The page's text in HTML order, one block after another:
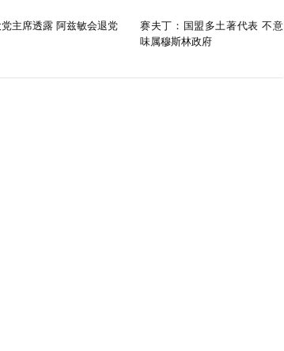
主席透露 阿兹敏会退党
赛夫丁：国盟多土著代表 不意
味属穆斯林政府